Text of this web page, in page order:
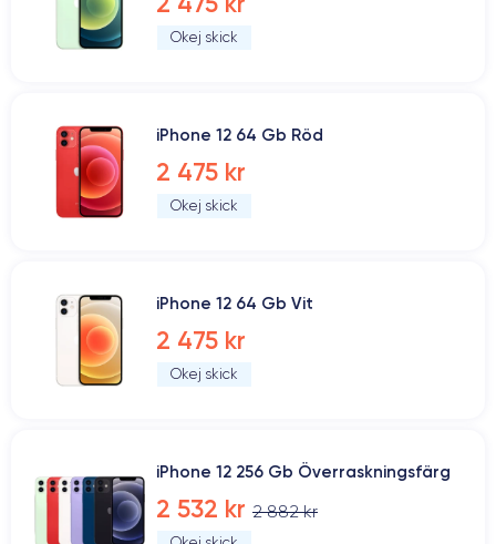
Okej skick
iPhone 12 64 Gb Röd
2 475 kr
Okej skick
iPhone 12 64 Gb Vit
2 475 kr
Okej skick
iPhone 12 256 Gb Överraskningsfärg
2 532 kr 2 882 kr